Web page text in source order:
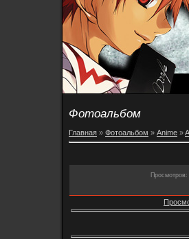
Фотоальбом
Главная » Фотоальбом » Anime »
Просмотров: